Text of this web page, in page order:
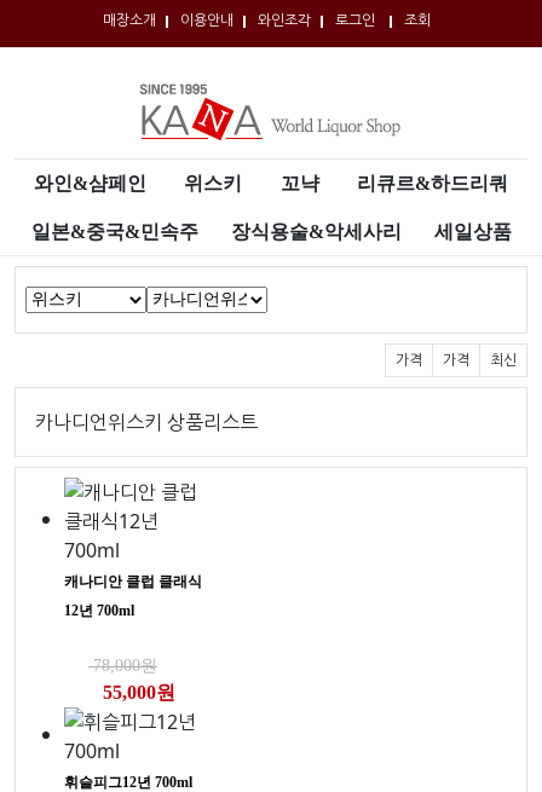
매장소개 이용안내 와인조각 로그인 조회
와인&샴페인 위스키 꼬냑 리큐르&하드리쿼
일본&중국&민속주 장식용술&악세사리 세일상품
HOME
가격 가격 최신
카나디언위스키 상품리스트
캐나디안 클럽 클래식
12년 700ml
78,000원
55,000원
휘슬피그12년 700ml